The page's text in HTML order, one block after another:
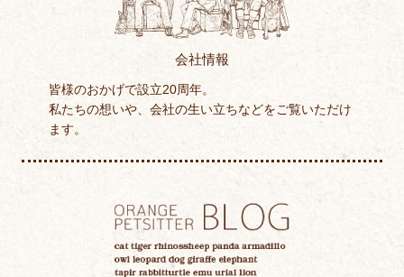
会社情報
皆様のおかげで設立20周年。
私たちの想いや、会社の生い立ちなどをご覧いただけ
ます。